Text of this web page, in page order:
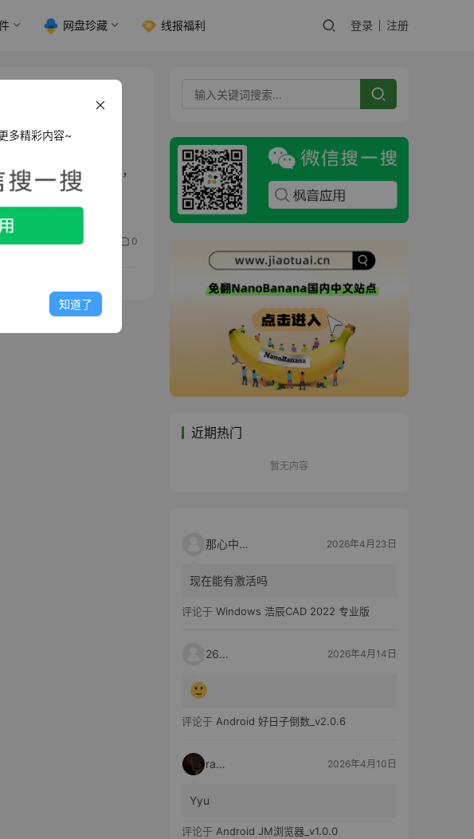
网盘珍藏 线报福利 登录 注册
美的冒险解谜游戏，
0
近期热门
暂无内容
那心中的话 2026年4月23日
现在能有激活吗
评论于 Windows 浩辰CAD 2022 专业版
2603 2026年4月14日
评论于 Android 好日子倒数_v2.0.6
raka 2026年4月10日
Yyu
评论于 Android JM浏览器_v1.0.0
多精彩内容~
知道了